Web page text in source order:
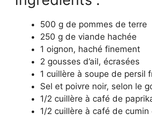
500 g de pommes de terre
250 g de viande hachée
1 oignon, haché finement
2 gousses d’ail, écrasées
1 cuillère à soupe de persil
Sel et poivre noir, selon le
1/2 cuillère à café de
1/2 cuillère à café de cumin